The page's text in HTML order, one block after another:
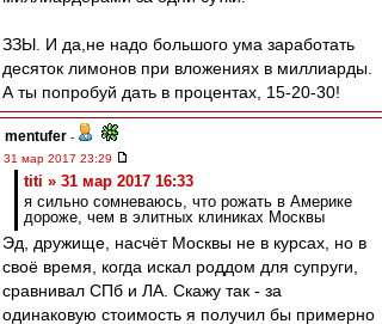
ЗЗЫ. И да,не надо большого ума заработать
десяток лимонов при вложениях в миллиарды.
А ты попробуй дать в процентах, 15-20-30!
mentufer -
31 мар 2017 23:29
titi » 31 мар 2017 16:33
я сильно сомневаюсь, что рожать в Америке
дороже, чем в элитных клиниках Москвы
Эд, дружище, насчёт Москвы не в курсах, но в
своё время, когда искал роддом для супруги,
сравнивал СПб и ЛА. Скажу так - за
одинаковую стоимость я получил бы примерно